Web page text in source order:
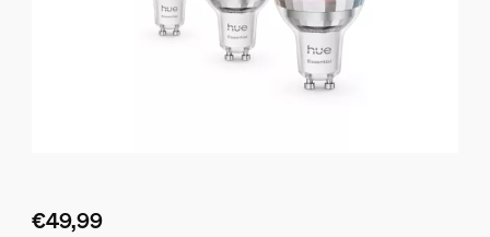
€49,99